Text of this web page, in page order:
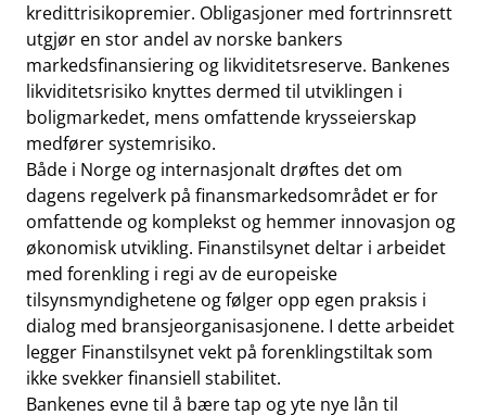
kredittrisikopremier. Obligasjoner med fortrinnsrett
utgjør en stor andel av norske bankers
markedsfinansiering og likviditetsreserve. Bankenes
likviditetsrisiko knyttes dermed til utviklingen i
boligmarkedet, mens omfattende krysseierskap
medfører systemrisiko.
Både i Norge og internasjonalt drøftes det om
dagens regelverk på finansmarkedsområdet er for
omfattende og komplekst og hemmer innovasjon og
økonomisk utvikling. Finanstilsynet deltar i arbeidet
med forenkling i regi av de europeiske
tilsynsmyndighetene og følger opp egen praksis i
dialog med bransjeorganisasjonene. I dette arbeidet
legger Finanstilsynet vekt på forenklingstiltak som
ikke svekker finansiell stabilitet.
Bankenes evne til å bære tap og yte nye lån til